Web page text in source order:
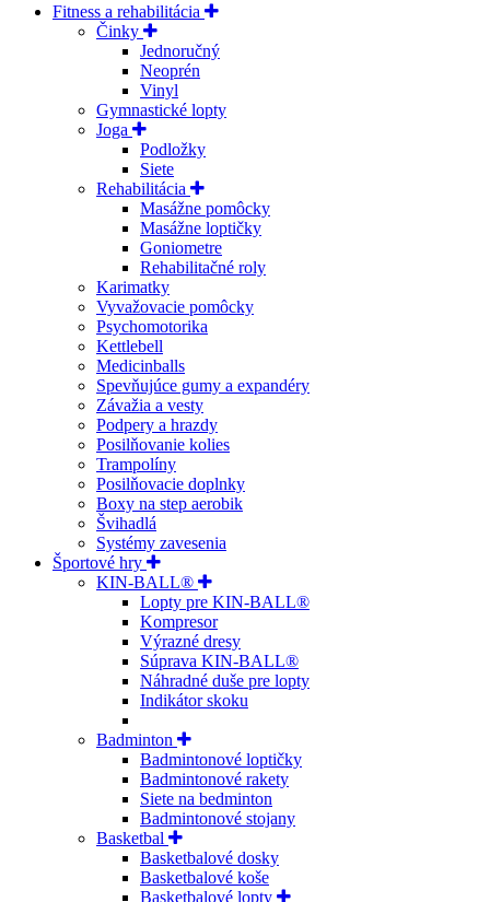
Fitness a rehabilitácia
Činky
Jednoručný
Neoprén
Vinyl
Gymnastické lopty
Joga
Podložky
Siete
Rehabilitácia
Masážne pomôcky
Masážne loptičky
Goniometre
Rehabilitačné roly
Karimatky
Vyvažovacie pomôcky
Psychomotorika
Kettlebell
Medicinballs
Spevňujúce gumy a expandéry
Závažia a vesty
Podpery a hrazdy
Posilňovanie kolies
Trampolíny
Posilňovacie doplnky
Boxy na step aerobik
Švihadlá
Systémy zavesenia
Športové hry
KIN-BALL®
Lopty pre KIN-BALL®
Kompresor
Výrazné dresy
Súprava KIN-BALL®
Náhradné duše pre lopty
Indikátor skoku
Badminton
Badmintonové loptičky
Badmintonové rakety
Siete na bedminton
Badmintonové stojany
Basketbal
Basketbalové dosky
Basketbalové koše
Basketbalové lopty